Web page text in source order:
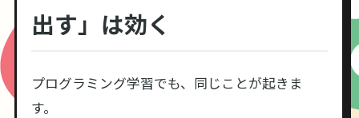
出す」は効く
プログラミング学習でも、同じことが起きま
す。